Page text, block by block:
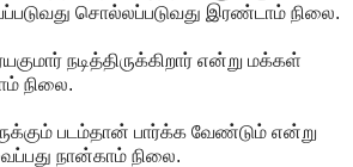
சொல்லப்படுவது இரண்டாம் நிலை.
நடித்திருக்கிறார் என்று மக்கள்
நிலை.
படம்தான் பார்க்க வேண்டும் என்று
நான்காம் நிலை.